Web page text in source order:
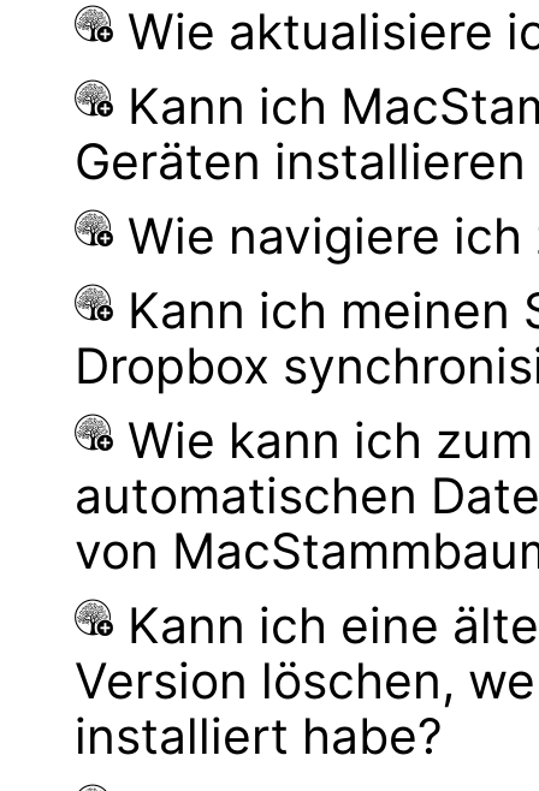
Wie aktualisiere
Kann ich
Geräten
Wie navigiere
Kann ich meinen
Dropbox
Wie kann ich
automatischen
von
Kann ich eine
Version löschen,
installiert habe?